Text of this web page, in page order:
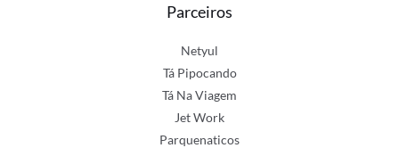
Parceiros
Netyul
Tá Pipocando
Tá Na Viagem
Jet Work
Parquenaticos